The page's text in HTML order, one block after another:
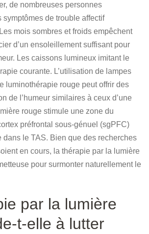
de nombreuses personnes
symptômes de trouble affectif
mois sombres et froids empêchent
d’un ensoleillement suffisant pour
Les caissons lumineux imitant le
courante. L’utilisation de lampes
luminothérapie rouge peut offrir des
de l’humeur similaires à ceux d’une
rouge stimule une zone du
préfrontal sous-génuel (sgPFC)
dans le TAS. Bien que des recherches
en cours, la thérapie par la lumière
pour surmonter naturellement le
par la lumière
t-elle à lutter